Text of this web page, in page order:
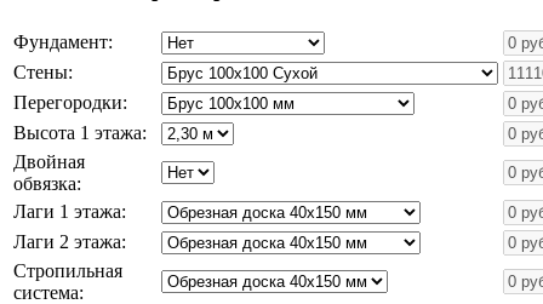
Фундамент:
Стены:
Перегородки:
Высота 1 этажа:
Двойная
обвязка:
Лаги 1 этажа:
Лаги 2 этажа:
Стропильная
система: